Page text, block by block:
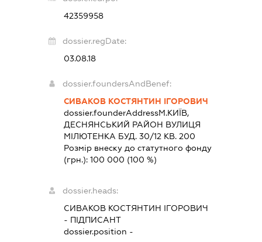
42359958
dossier.regDate:
03.08.18
dossier.foundersAndBenef:
СИВАКОВ КОСТЯНТИН ІГОРОВИЧ
dossier.founderAddressМ.КИЇВ,
ДЕСНЯНСЬКИЙ РАЙОН ВУЛИЦЯ
МІЛЮТЕНКА БУД. 30/12 КВ. 200
Розмір внеску до статутного фонду
(грн.):100 000 (100 %)
dossier.heads:
СИВАКОВ КОСТЯНТИН ІГОРОВИЧ
- ПІДПИСАНТ
dossier.position -